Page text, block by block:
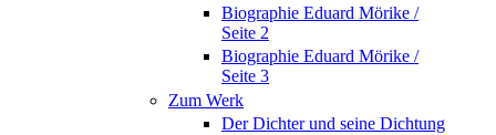
Biographie Eduard Mörike /
Seite 2
Biographie Eduard Mörike /
Seite 3
Zum Werk
Der Dichter und seine Dichtung